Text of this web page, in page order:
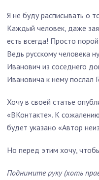
Я не буду расписывать о
Каждый человек, даже
есть всегда! Просто
Ведь русскому человека
Иванович из соседнего
Ивановича к нему послал
Хочу в своей статье
«ВКонтакте». К
будет указано «Автор
Но перед этим хочу,
Поднимите руку (хоть